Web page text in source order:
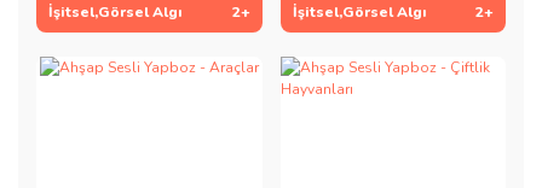
İşitsel,Görsel Algı 2+ İşitsel,Görsel Algı 2+